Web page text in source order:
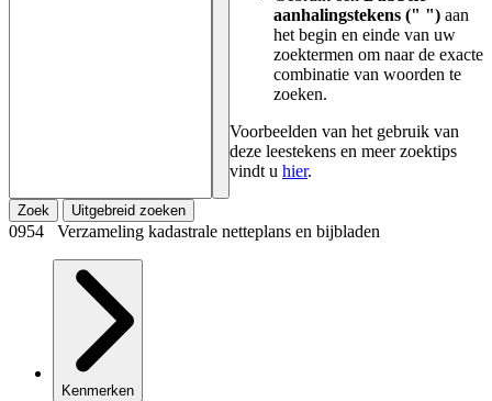
aanhalingstekens (" ") aan
het begin en einde van uw
zoektermen om naar de exacte
combinatie van woorden te
zoeken.
Voorbeelden van het gebruik van
deze leestekens en meer zoektips
vindt u hier.
Zoek Uitgebreid zoeken
0954 Verzameling kadastrale netteplans en bijbladen
Kenmerken